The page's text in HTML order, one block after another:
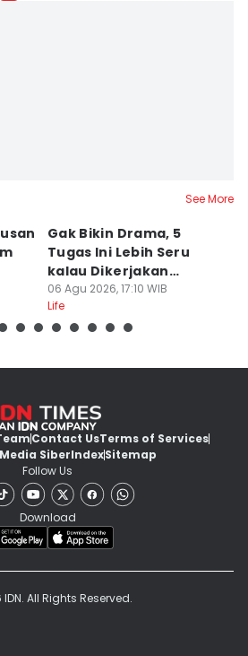
See More
Gak Bikin Drama, 5
Tugas Ini Lebih Seru
kalau Dikerjakan
Bersama
06 Agu 2026, 17:10 WIB
Life
Contact UsTerms of Services
SiberIndexSitemap
Follow Us
Download
All Rights Reserved.